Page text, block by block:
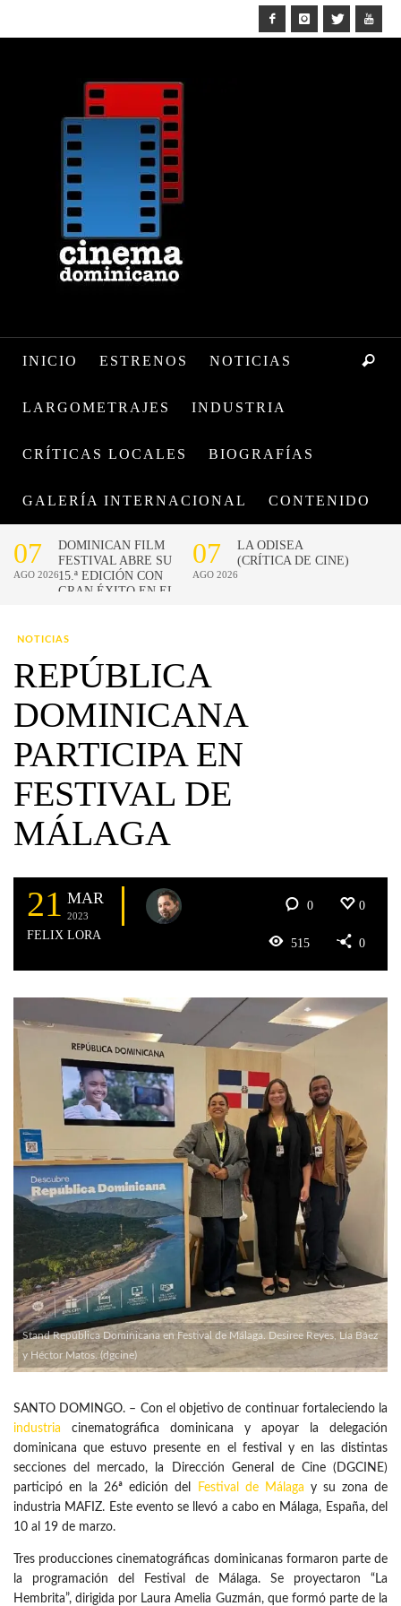
INICIO ESTRENOS NOTICIAS
LARGOMETRAJES INDUSTRIA
CRÍTICAS LOCALES BIOGRAFÍAS
GALERÍA INTERNACIONAL CONTENIDO
NOTICIAS
REPÚBLICA
DOMINICANA
PARTICIPA EN
FESTIVAL DE
MÁLAGA
21 MAR
2023
FELIX LORA
0 0
515 0
Stand República Dominicana en Festival de Málaga. Desiree Reyes, Lía Báez
y Héctor Matos. (dgcine)
SANTO DOMINGO. – Con el objetivo de continuar fortaleciendo la
industria cinematográfica dominicana y apoyar la delegación
dominicana que estuvo presente en el festival y en las distintas
secciones del mercado, la Dirección General de Cine (DGCINE)
participó en la 26ª edición del
Festival de Málaga y su zona de
industria MAFIZ. Este evento se llevó a cabo en Málaga, España, del
10 al 19 de marzo.
Tres producciones cinematográficas dominicanas formaron parte de
la programación del Festival de Málaga. Se proyectaron “La
Hembrita”, dirigida por Laura Amelia Guzmán, que formó parte de la